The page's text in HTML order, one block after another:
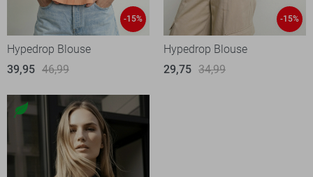
-15%
Hypedrop Blouse
39,95 46,99
-15%
Hypedrop Blouse
29,75 34,99